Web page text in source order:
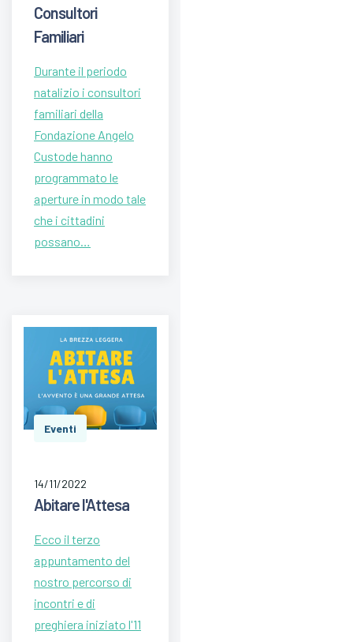
Consultori
Familiari
Durante il periodo
natalizio i consultori
familiari della
Fondazione Angelo
Custode hanno
programmato le
aperture in modo tale
che i cittadini
possano…
Eventi
14/11/2022
Abitare l'Attesa
Ecco il terzo
appuntamento del
nostro percorso di
incontri e di
preghiera iniziato l'11